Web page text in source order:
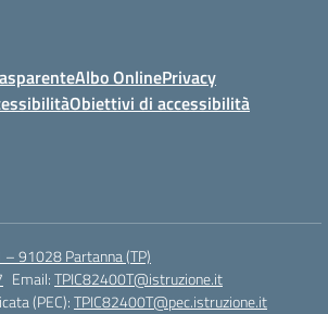
Albo OnlinePrivacy
Obiettivi di accessibilità
– 91028 Partanna (TP)
Email:TPIC82400T@istruzione.it
(PEC):TPIC82400T@pec.istruzione.it